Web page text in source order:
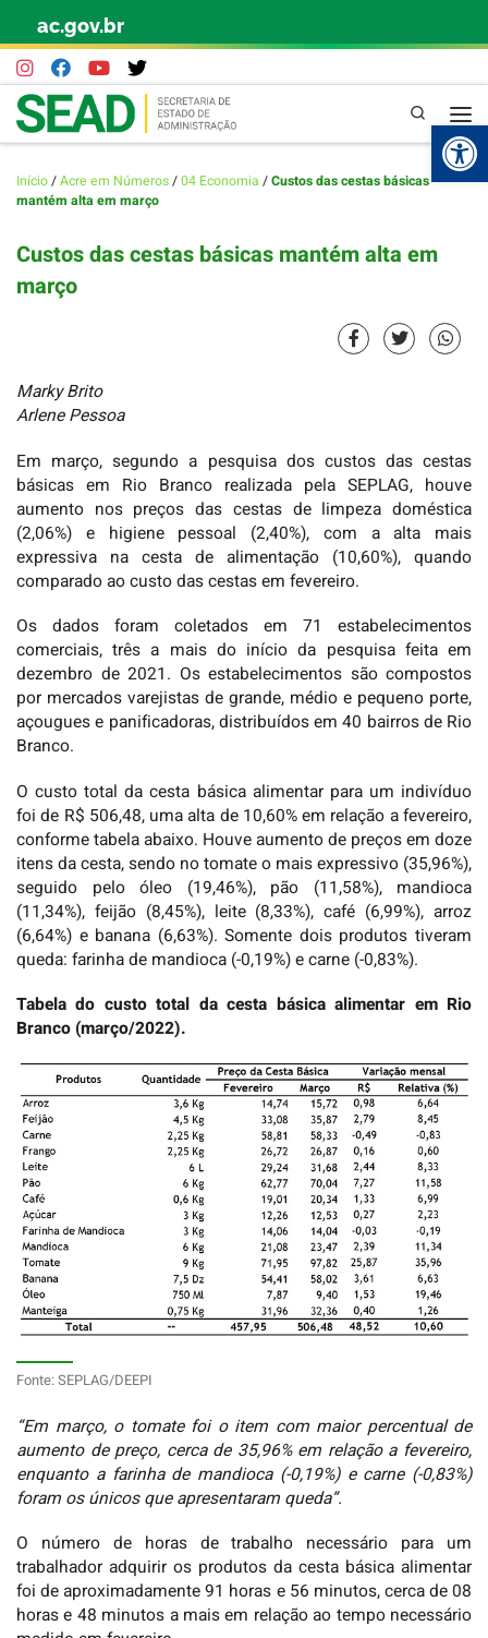
Skip to content
ac.gov.br
Pesquisa
Início/Acre em Números/04 Economia /Custos das cestas básicas
mantém alta em março
Custos das cestas básicas mantém alta em
março
Marky Brito
Arlene Pessoa
Em março, segundo a pesquisa dos custos das cestas
básicas em Rio Branco realizada pela SEPLAG, houve
aumento nos preços das cestas de limpeza doméstica
(2,06%) e higiene pessoal (2,40%), com a alta mais
expressiva na cesta de alimentação (10,60%), quando
comparado ao custo das cestas em fevereiro.
Os dados foram coletados em 71 estabelecimentos
comerciais, três a mais do início da pesquisa feita em
dezembro de 2021. Os estabelecimentos são compostos
por mercados varejistas de grande, médio e pequeno porte,
açougues e panificadoras, distribuídos em 40 bairros de Rio
Branco.
O custo total da cesta básica alimentar para um indivíduo
foi de R$ 506,48, uma alta de 10,60% em relação a fevereiro,
conforme tabela abaixo. Houve aumento de preços em doze
itens da cesta, sendo no tomate o mais expressivo (35,96%),
seguido pelo óleo (19,46%), pão (11,58%), mandioca
(11,34%), feijão (8,45%), leite (8,33%), café (6,99%), arroz
(6,64%) e banana (6,63%). Somente dois produtos tiveram
queda: farinha de mandioca (-0,19%) e carne (-0,83%).
Tabela do custo total da cesta básica alimentar em Rio
Branco (março/2022).
Fonte: SEPLAG/DEEPI
“Em março, o tomate foi o item com maior percentual de
aumento de preço, cerca de 35,96% em relação a fevereiro,
enquanto a farinha de mandioca (-0,19%) e carne (-0,83%)
foram os únicos que apresentaram queda”.
O número de horas de trabalho necessário para um
trabalhador adquirir os produtos da cesta básica alimentar
foi de aproximadamente 91 horas e 56 minutos, cerca de 08
horas e 48 minutos a mais em relação ao tempo necessário